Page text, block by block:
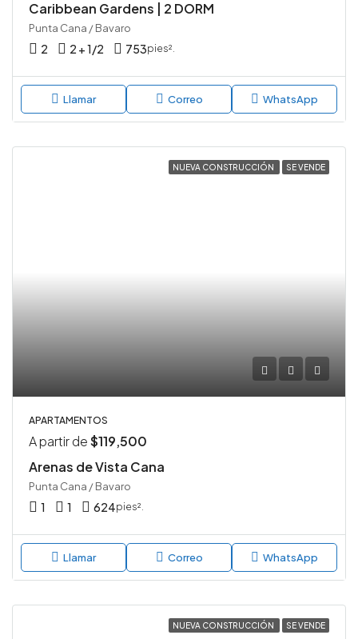
Caribbean Gardens | 2 DORM
Punta Cana / Bavaro
2 2 + 1/2 753pies².
Llamar Correo WhatsApp
NUEVA CONSTRUCCIÓN SE VENDE
APARTAMENTOS
A partir de$119,500
Arenas de Vista Cana
Punta Cana / Bavaro
1 1 624pies².
Llamar Correo WhatsApp
NUEVA CONSTRUCCIÓN SE VENDE